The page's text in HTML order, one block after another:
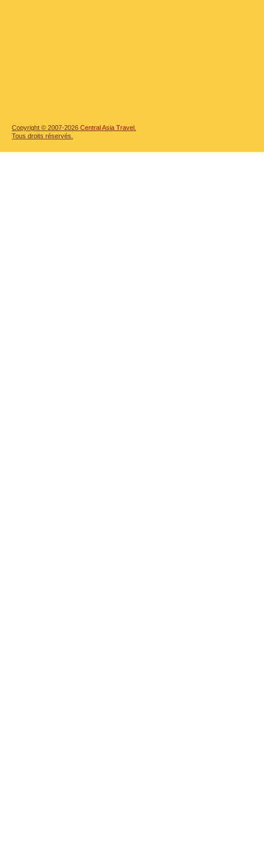
Copyright © 2007-2026 Central Asia Travel.
Tous droits réservés.